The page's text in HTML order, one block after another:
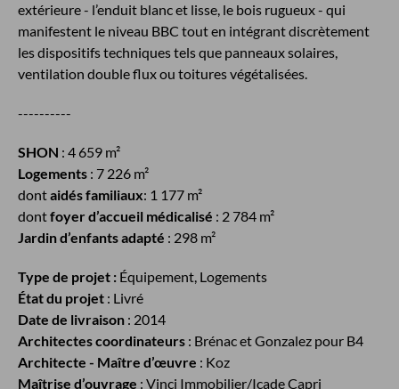
extérieure - l’enduit blanc et lisse, le bois rugueux - qui
manifestent le niveau BBC tout en intégrant discrètement
les dispositifs techniques tels que panneaux solaires,
ventilation double flux ou toitures végétalisées.
----------
SHON : 4 659 m²
Logements : 7 226 m²
dontaidés familiaux: 1 177 m²
dontfoyer d’accueil médicalisé : 2 784 m²
Jardin d’enfants adapté : 298 m²
Type de projet : Équipement, Logements
État du projet : Livré
Date de livraison : 2014
Architectes coordinateurs : Brénac et Gonzalez pour B4
Architecte - Maître d’œuvre : Koz
Maîtrise d’ouvrage : Vinci Immobilier/Icade Capri